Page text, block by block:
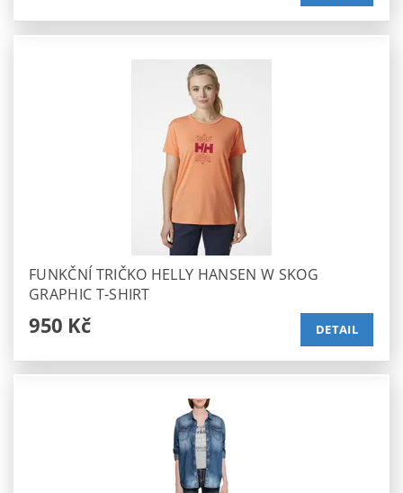
FUNKČNÍ TRIČKO HELLY HANSEN W SKOG
GRAPHIC T-SHIRT
950 Kč DETAIL